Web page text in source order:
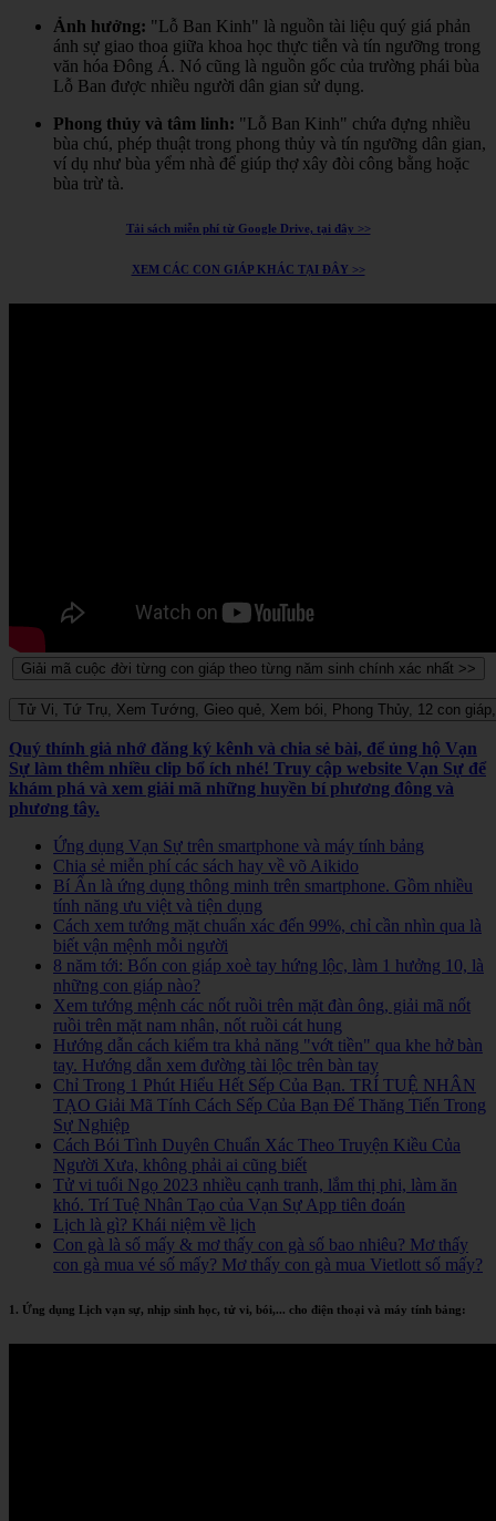
Ảnh hưởng: "Lỗ Ban Kinh" là nguồn tài liệu quý giá phản
ánh sự giao thoa giữa khoa học thực tiễn và tín ngưỡng trong
văn hóa Đông Á. Nó cũng là nguồn gốc của trường phái bùa
Lỗ Ban được nhiều người dân gian sử dụng.
Phong thủy và tâm linh: "Lỗ Ban Kinh" chứa đựng nhiều
bùa chú, phép thuật trong phong thủy và tín ngưỡng dân gian,
ví dụ như bùa yểm nhà để giúp thợ xây đòi công bằng hoặc
bùa trừ tà.
Tải sách miễn phí từ Google Drive, tại đây >>
XEM CÁC CON GIÁP KHÁC TẠI ĐÂY >>
Quý thính giả nhớ đăng ký kênh và chia sẻ bài, để ủng hộ Vạn
Sự làm thêm nhiều clip bổ ích nhé! Truy cập website Vạn Sự để
khám phá và xem giải mã những huyền bí phương đông và
phương tây.
Ứng dụng Vạn Sự trên smartphone và máy tính bảng
Chia sẻ miễn phí các sách hay về võ Aikido
Bí Ẩn là ứng dụng thông minh trên smartphone. Gồm nhiều
tính năng ưu việt và tiện dụng
Cách xem tướng mặt chuẩn xác đến 99%, chỉ cần nhìn qua là
biết vận mệnh mỗi người
8 năm tới: Bốn con giáp xoè tay hứng lộc, làm 1 hưởng 10, là
những con giáp nào?
Xem tướng mệnh các nốt ruồi trên mặt đàn ông, giải mã nốt
ruồi trên mặt nam nhân, nốt ruồi cát hung
Hướng dẫn cách kiểm tra khả năng "vớt tiền" qua khe hở bàn
tay. Hướng dẫn xem đường tài lộc trên bàn tay
Chỉ Trong 1 Phút Hiểu Hết Sếp Của Bạn. TRÍ TUỆ NHÂN
TẠO Giải Mã Tính Cách Sếp Của Bạn Để Thăng Tiến Trong
Sự Nghiệp
Cách Bói Tình Duyên Chuẩn Xác Theo Truyện Kiều Của
Người Xưa, không phải ai cũng biết
Tử vi tuổi Ngọ 2023 nhiều cạnh tranh, lắm thị phi, làm ăn
khó. Trí Tuệ Nhân Tạo của Vạn Sự App tiên đoán
Lịch là gì? Khái niệm về lịch
Con gà là số mấy & mơ thấy con gà số bao nhiêu? Mơ thấy
con gà mua vé số mấy? Mơ thấy con gà mua Vietlott số mấy?
1. Ứng dụng Lịch vạn sự, nhịp sinh học, tử vi, bói,... cho điện thoại và máy tính bảng: